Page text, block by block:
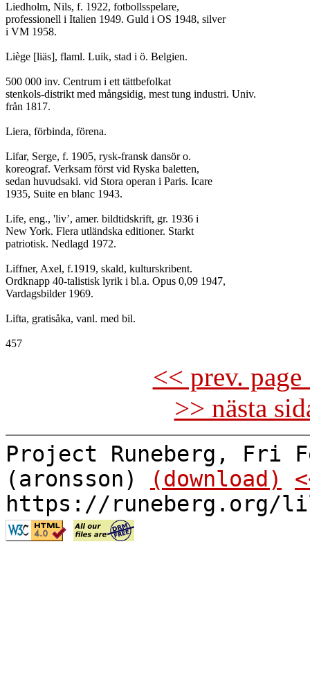
Liedholm, Nils, f. 1922, fotbollsspelare,
professionell i Italien 1949. Guld i OS 1948, silver
i VM 1958.
Liège [liäs], flaml. Luik, stad i ö. Belgien.
500 000 inv. Centrum i ett tättbefolkat
stenkols-distrikt med mångsidig, mest tung industri. Univ.
från 1817.
Liera, förbinda, förena.
Lifar, Serge, f. 1905, rysk-fransk dansör o.
koreograf. Verksam först vid Ryska baletten,
sedan huvudsaki. vid Stora operan i Paris. Icare
1935, Suite en blanc 1943.
Life, eng., 'liv’, amer. bildtidskrift, gr. 1936 i
New York. Flera utländska editioner. Starkt
patriotisk. Nedlagd 1972.
Liffner, Axel, f.1919, skald, kulturskribent.
Ordknapp 40-talistisk lyrik i bl.a. Opus 0,09 1947,
Vardagsbilder 1969.
Lifta, gratisåka, vanl. med bil.
<< prev.
>> nästa
Project Runeberg, Fri
(aronsson)
(download)
https://runeberg.org/